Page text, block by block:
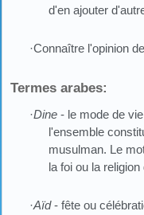
d'en ajouter
·Connaître l'opinion
Termes arabes:
·Dine - le mode de
l'ensemble
musulman. Le
la foi ou la
·Aïd- fête ou